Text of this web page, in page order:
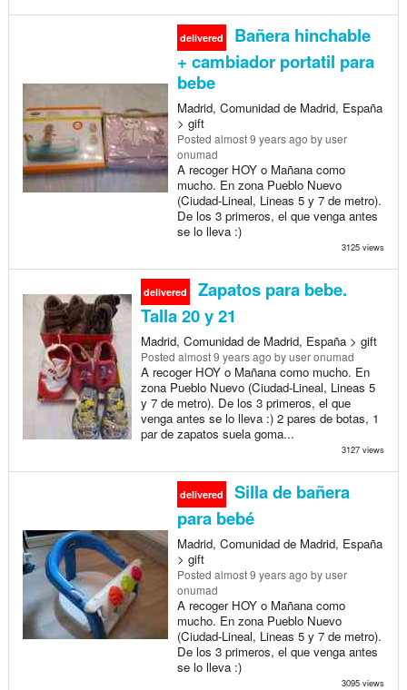
delivered
Bañera hinchable
+ cambiador portatil para
bebe
Madrid, Comunidad de Madrid, España
> gift
Posted almost 9 years ago by user
onumad
A recoger HOY o Mañana como
mucho. En zona Pueblo Nuevo
(Ciudad-Lineal, Lineas 5 y 7 de metro).
De los 3 primeros, el que venga antes
se lo lleva :)
3125 views
delivered
Zapatos para bebe.
Talla 20 y 21
Madrid, Comunidad de Madrid, España > gift
Posted almost 9 years ago by user onumad
A recoger HOY o Mañana como mucho. En
zona Pueblo Nuevo (Ciudad-Lineal, Lineas 5
y 7 de metro). De los 3 primeros, el que
venga antes se lo lleva :) 2 pares de botas, 1
par de zapatos suela goma...
3127 views
delivered
Silla de bañera
para bebé
Madrid, Comunidad de Madrid, España
> gift
Posted almost 9 years ago by user
onumad
A recoger HOY o Mañana como
mucho. En zona Pueblo Nuevo
(Ciudad-Lineal, Lineas 5 y 7 de metro).
De los 3 primeros, el que venga antes
se lo lleva :)
3095 views